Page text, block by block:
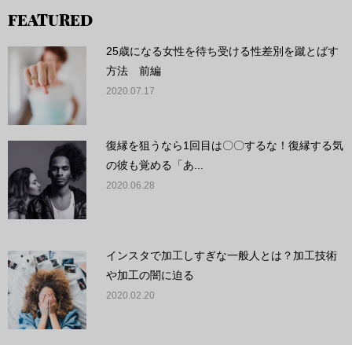
FEATURED
25歳になる女性を待ち受ける性差別を蹴とばす
方法 前編
2020.07.17
復縁を狙うなら1回目は〇〇するな！復縁する気
の彼も覚める「あ...
2020.06.28
インスタで加工しすぎな一般人とは？加工技術
や加工の闇に迫る
2020.02.20